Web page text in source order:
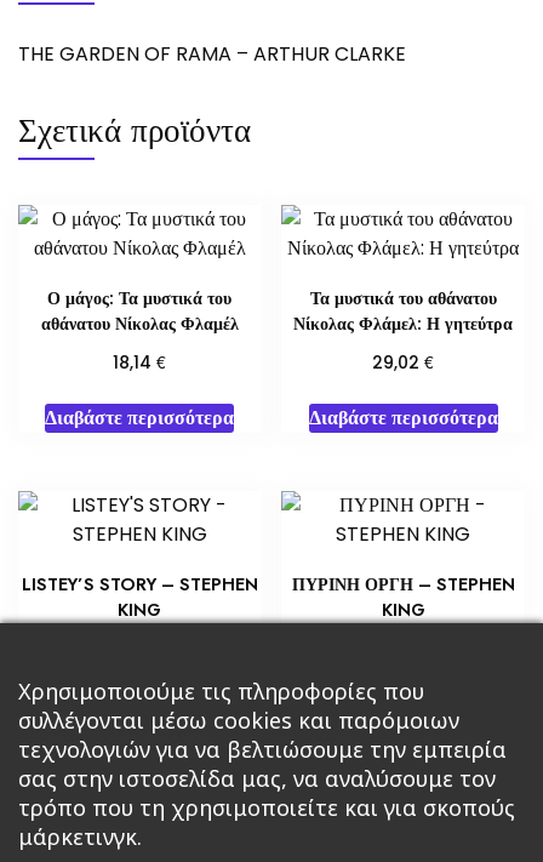
THE GARDEN OF RAMA – ARTHUR CLARKE
Σχετικά προϊόντα
Ο μάγος: Τα μυστικά του
αθάνατου Νίκολας Φλαμέλ
18,14€
Διαβάστε περισσότερα
Τα μυστικά του αθάνατου
Νίκολας Φλάμελ: Η γητεύτρα
29,02€
Διαβάστε περισσότερα
LISTEY’S STORY – STEPHEN
KING
Προσθήκη στο καλάθι
ΠΥΡΙΝΗ ΟΡΓΗ – STEPHEN
KING
Προσθήκη στο καλάθι
Χρησιμοποιούμε τις πληροφορίες που
συλλέγονται μέσω cookies και παρόμοιων
τεχνολογιών για να βελτιώσουμε την εμπειρία
σας στην ιστοσελίδα μας, να αναλύσουμε τον
τρόπο που τη χρησιμοποιείτε και για σκοπούς
μάρκετινγκ.